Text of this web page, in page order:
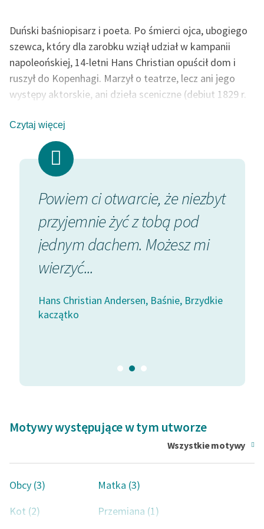
Duński baśniopisarz i poeta. Po śmierci ojca, ubogiego
szewca, który dla zarobku wziął udział w kampanii
napoleońskiej, 14-letni Hans Christian opuścił dom i
ruszył do Kopenhagi. Marzył o teatrze, lecz ani jego
występy aktorskie, ani dzieła sceniczne (debiut 1829 r.
stypendium królewskiemu (1822) i wsparciu życzliwych
ludzi skończył szkołę i został sławnym autorem. W
uznaniu zasług otrzymał tytuł profesora (1851) i radcy
(1874). Przyjaźnił się m.in. z Dickensem i braćmi Grimm.
Andersen podkreślał, że jego baśnie są utworami
poważnymi, nie tylko dla dzieci, ale i dla dorosłych.
autor: Kamil Jackowicz
Czytaj więcej
niezbyt
Brzydkie
— Pójdę sobie w świat chyba
— rzekło kaczę.
— Otwarta droga, nikt cię tu
nie zatrzymuje.
Hans Christian Andersen, Baśnie, Brzydkie
Motywy występujące w tym utworze
Wszystkie motywy
Obcy (3)
Matka (3)
Kot (2)
Przemiana (1)